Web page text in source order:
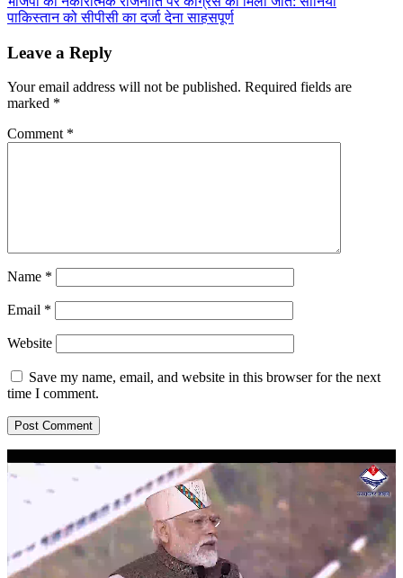
navigation
पाकिस्तान को सीपीसी का दर्जा देना साहसपूर्ण
Leave a Reply
Your email address will not be published. Required fields are
marked *
Comment *
Name *
Email *
Website
Save my name, email, and website in this browser for the next
time I comment.